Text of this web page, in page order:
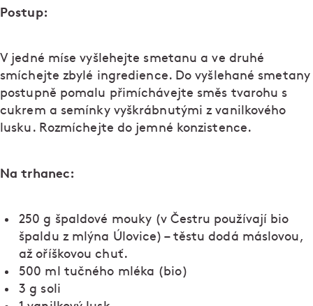
Postup:
V jedné míse vyšlehejte smetanu a ve druhé
smíchejte zbylé ingredience. Do vyšlehané smetany
postupně pomalu přimíchávejte směs tvarohu s
cukrem a semínky vyškrábnutými z vanilkového
lusku. Rozmíchejte do jemné konzistence.
Na trhanec:
250 g špaldové mouky (v Čestru používají bio
špaldu z mlýna Úlovice) – těstu dodá máslovou,
až oříškovou chuť.
500 ml tučného mléka (bio)
3 g soli